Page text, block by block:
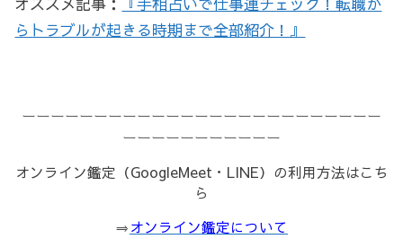
らトラブルが起きる時期まで全部紹介！』
ーーーーーーーーーーーーーーーーーーーーーーーーー
ーーーーーーーーーーー
オンライン鑑定（GoogleMeet・LINE）の利用方法はこち
ら
⇒オンライン鑑定について